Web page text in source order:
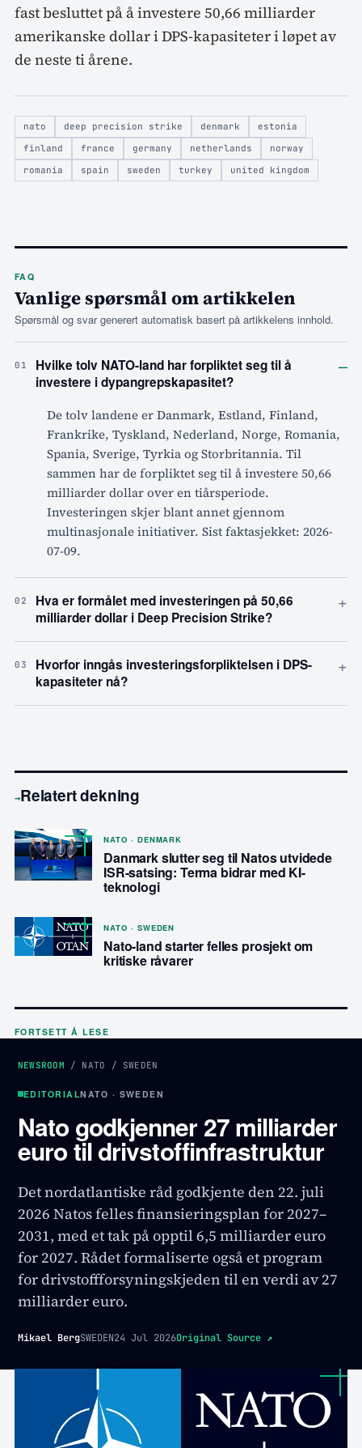
fast besluttet på å investere 50,66 milliarder
amerikanske dollar i DPS-kapasiteter i løpet av
de neste ti årene.
nato deep precision strike denmark
estonia
finland
france germany netherlands
norway
romania
spain sweden turkey united kingdom
FAQ
Vanlige spørsmål om artikkelen
Spørsmål og svar generert automatisk basert på artikkelens innhold.
01
Hvilke tolv NATO-land har forpliktet seg til å
investere i dypangrepskapasitet?
–
De tolv landene er Danmark, Estland, Finland,
Frankrike, Tyskland, Nederland, Norge, Romania,
Spania, Sverige, Tyrkia og Storbritannia. Til
sammen har de forpliktet seg til å investere 50,66
milliarder dollar over en tiårsperiode.
Investeringen skjer blant annet gjennom
multinasjonale initiativer. Sist faktasjekket: 2026-
07-09.
02
Hva er formålet med investeringen på 50,66
milliarder dollar i Deep Precision Strike?
+
03
Hvorfor inngås investeringsforpliktelsen i DPS-
kapasiteter nå?
+
→Relatert dekning
NATO · DENMARK
Danmark slutter seg til Natos utvidede
ISR-satsing: Terma bidrar med KI-
teknologi
NATO · SWEDEN
Nato-land starter felles prosjekt om
kritiske råvarer
FORTSETT Å LESE
NEWSROOM / NATO / SWEDEN
EDITORIALNATO · SWEDEN
Nato godkjenner 27 milliarder
euro til drivstoffinfrastruktur
Det nordatlantiske råd godkjente den 22. juli
2026 Natos felles finansieringsplan for 2027–
2031, med et tak på opptil 6,5 milliarder euro
for 2027. Rådet formaliserte også et program
for drivstoffforsyningskjeden til en verdi av 27
milliarder euro.
Mikael BergSWEDEN24 Jul 2026Original Source ↗